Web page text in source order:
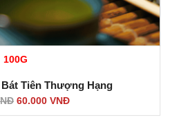
100G
Tiên Thượng Hạng
60.000 VNĐ